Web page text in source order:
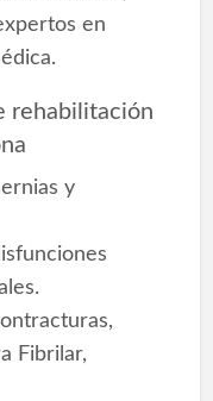
en
rehabilitación
y
Fibrilar,